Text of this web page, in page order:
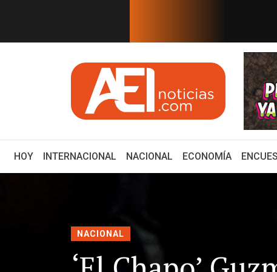
EN TIEMPO REAL
serán publicado en mi... ¿Cuál es el plan de
HOY(CURRENT)
INTERNACIONAL NACIONAL ECONOMÍA
NACIONAL